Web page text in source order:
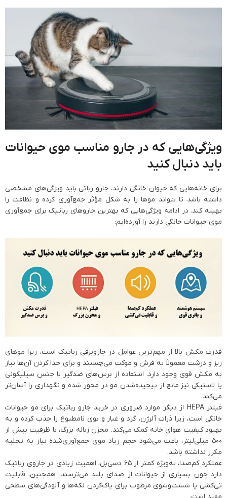
ویژگی‌هایی که در جارو مناسب موی حیوانات
باید دنبال کنید
برای خانه‌هایی که حیوان خانگی دارند، جارو رباتی باید ویژگی‌های مشخصی
داشته باشد تا بتواند موها را به شکل مؤثر جمع‌آوری کرده و نظافت را
بهینه کند. در ادامه ویژگی‌هایی که بهترین جاروهای رباتیک برای جمع‌آوری
موی حیوانات خانگی دارند را آورده‌ایم:
قدرت مکش بالا از مهم‌ترین عوامل در جاروبرقی رباتیک است، زیرا موهای
ریز و درشت معمولاً به فرش و موکت می‌چسبند و برای جدا کردن آن‌ها نیاز
به مکش قوی وجود دارد. استفاده از برس‌های ضدگیر با جنس سیلیکونی
یا لاستیکی نیز مانع از پیچیده‌شدن مو در محور شده و نگهداری را آسان‌تر
می‌کند.
فیلتر HEPA از دیگر موارد ضروری در خرید جارو رباتیک برای مو حیوانات
خانگی است، زیرا ذرات آلرژن، گرد و غبار و بوی نامطبوع را جذب کرده و به
بهبود کیفیت هوای خانه کمک می‌کند. مخزن زباله بزرگ، با ظرفیت بیش از
۵۰۰ میلی‌لیتر، باعث می‌شود حجم زیاد موی جمع‌آوری‌شده نیاز به تخلیه
مکرر نداشته باشد.
عملکرد کم‌صدا، به‌ویژه کمتر از ۶۵ دسی‌بل، اهمیت زیادی در جاروی رباتیک
دارد چون بسیاری از حیوانات از صدای بلند می‌ترسند. همچنین، قابلیت
تی‌کشی یا شست‌وشوی مرطوب برای پاک‌کردن لکه‌ها و آلودگی‌های سطحی